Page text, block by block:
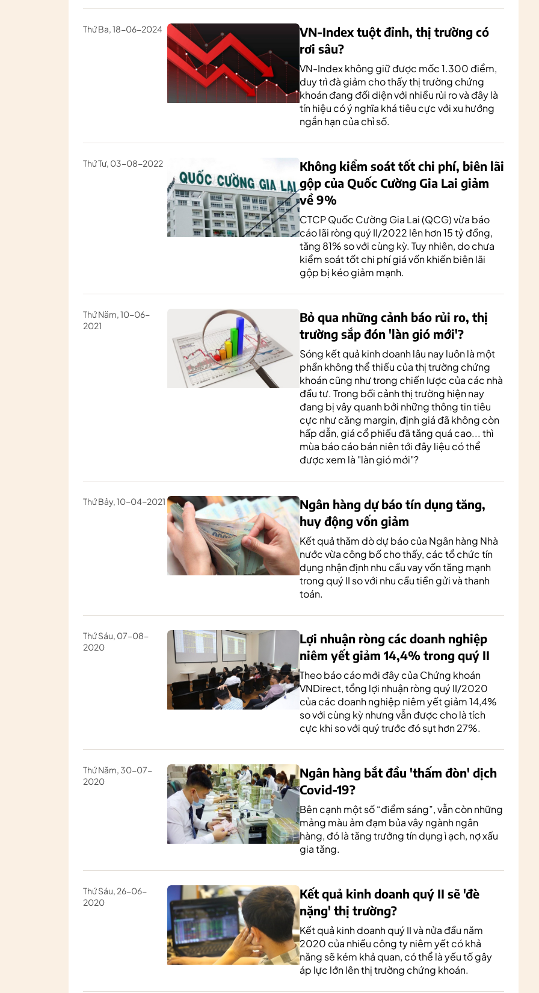
Thứ Ba, 18-06-2024
VN-Index tuột đỉnh, thị trường có
rơi sâu?
VN-Index không giữ được mốc 1.300 điểm,
duy trì đà giảm cho thấy thị trường chứng
khoán đang đối diện với nhiều rủi ro và đây là
tín hiệu có ý nghĩa khá tiêu cực với xu hướng
ngắn hạn của chỉ số.
Thứ Tư, 03-08-2022
Không kiểm soát tốt chi phí, biên lãi
gộp của Quốc Cường Gia Lai giảm
về 9%
CTCP Quốc Cường Gia Lai (QCG) vừa báo
cáo lãi ròng quý II/2022 lên hơn 15 tỷ đồng,
tăng 81% so với cùng kỳ. Tuy nhiên, do chưa
kiểm soát tốt chi phí giá vốn khiến biên lãi
gộp bị kéo giảm mạnh.
Thứ Năm, 10-06-
2021
Bỏ qua những cảnh báo rủi ro, thị
trường sắp đón 'làn gió mới'?
Sóng kết quả kinh doanh lâu nay luôn là một
phần không thể thiếu của thị trường chứng
khoán cũng như trong chiến lược của các nhà
đầu tư. Trong bối cảnh thị trường hiện nay
đang bị vây quanh bởi những thông tin tiêu
cực như căng margin, định giá đã không còn
hấp dẫn, giá cổ phiếu đã tăng quá cao... thì
mùa báo cáo bán niên tới đây liệu có thể
được xem là "làn gió mới"?
Thứ Bảy, 10-04-2021
Ngân hàng dự báo tín dụng tăng,
huy động vốn giảm
Kết quả thăm dò dự báo của Ngân hàng Nhà
nước vừa công bố cho thấy, các tổ chức tín
dụng nhận định nhu cầu vay vốn tăng mạnh
trong quý II so với nhu cầu tiền gửi và thanh
toán.
Thứ Sáu, 07-08-
2020
Lợi nhuận ròng các doanh nghiệp
niêm yết giảm 14,4% trong quý II
Theo báo cáo mới đây của Chứng khoán
VNDirect, tổng lợi nhuận ròng quý II/2020
của các doanh nghiệp niêm yết giảm 14,4%
so với cùng kỳ nhưng vẫn được cho là tích
cực khi so với quý trước đó sụt hơn 27%.
Thứ Năm, 30-07-
2020
Ngân hàng bắt đầu 'thấm đòn' dịch
Covid-19?
Bên cạnh một số “điểm sáng”, vẫn còn những
mảng màu ảm đạm bủa vây ngành ngân
hàng, đó là tăng trưởng tín dụng ì ạch, nợ xấu
gia tăng.
Thứ Sáu, 26-06-
2020
Kết quả kinh doanh quý II sẽ 'đè
nặng' thị trường?
Kết quả kinh doanh quý II và nửa đầu năm
2020 của nhiều công ty niêm yết có khả
năng sẽ kém khả quan, có thể là yếu tố gây
áp lực lớn lên thị trường chứng khoán.